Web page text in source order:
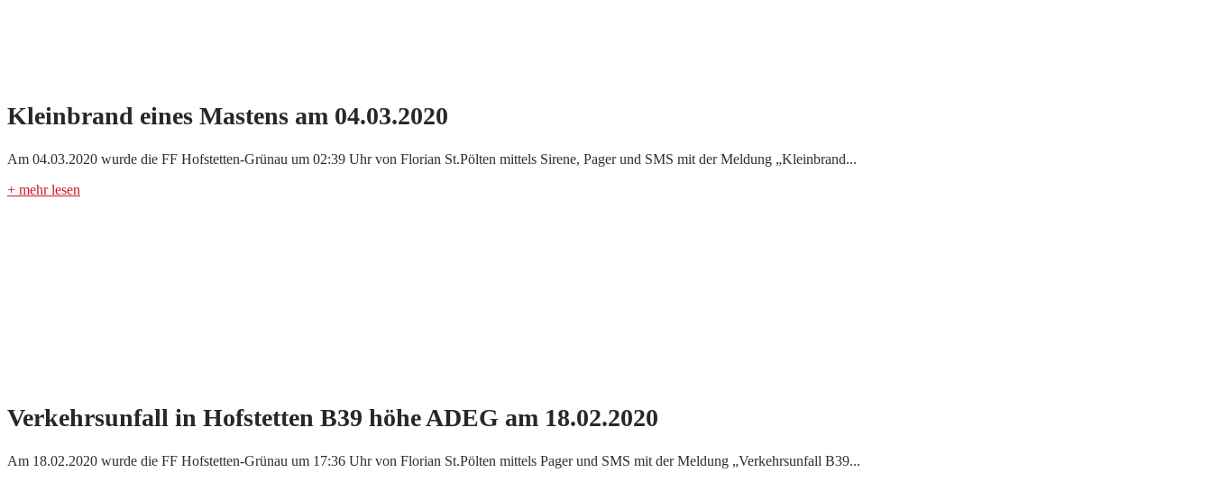
Kleinbrand eines Mastens am 04.03.2020
Am 04.03.2020 wurde die FF Hofstetten-Grünau um 02:39 Uhr von Florian St.Pölten mittels Sirene, Pager und SMS mit der Meldung „Kleinbrand...
+ mehr lesen
Verkehrsunfall in Hofstetten B39 höhe ADEG am 18.02.2020
Am 18.02.2020 wurde die FF Hofstetten-Grünau um 17:36 Uhr von Florian St.Pölten mittels Pager und SMS mit der Meldung „Verkehrsunfall B39...